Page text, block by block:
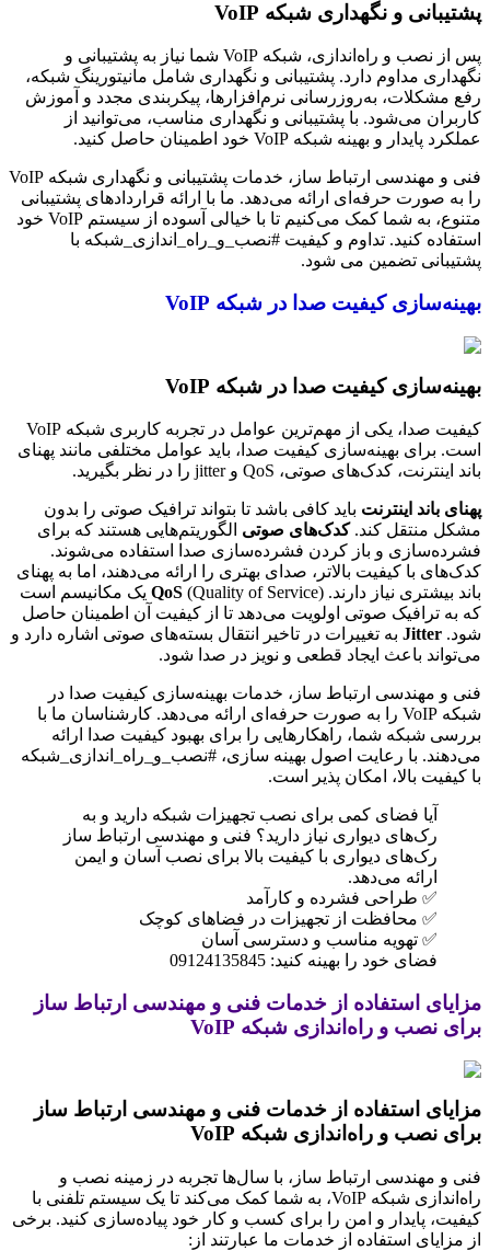
پشتیبانی و نگهداری شبکه VoIP
پس از نصب و راه‌اندازی، شبکه VoIP شما نیاز به پشتیبانی و
نگهداری مداوم دارد. پشتیبانی و نگهداری شامل مانیتورینگ شبکه،
رفع مشکلات، به‌روزرسانی نرم‌افزارها، پیکربندی مجدد و آموزش
کاربران می‌شود. با پشتیبانی و نگهداری مناسب، می‌توانید از
عملکرد پایدار و بهینه شبکه VoIP خود اطمینان حاصل کنید.
فنی و مهندسی ارتباط ساز، خدمات پشتیبانی و نگهداری شبکه VoIP
را به صورت حرفه‌ای ارائه می‌دهد. ما با ارائه قراردادهای پشتیبانی
متنوع، به شما کمک می‌کنیم تا با خیالی آسوده از سیستم VoIP خود
استفاده کنید. تداوم و کیفیت #نصب_و_راه_اندازی_شبکه با
پشتیبانی تضمین می شود.
بهینه‌سازی کیفیت صدا در شبکه VoIP
بهینه‌سازی کیفیت صدا در شبکه VoIP
کیفیت صدا، یکی از مهم‌ترین عوامل در تجربه کاربری شبکه VoIP
است. برای بهینه‌سازی کیفیت صدا، باید عوامل مختلفی مانند پهنای
باند اینترنت، کدک‌های صوتی، QoS و jitter را در نظر بگیرید.
پهنای باند اینترنت باید کافی باشد تا بتواند ترافیک صوتی را بدون
مشکل منتقل کند.کدک‌های صوتی الگوریتم‌هایی هستند که برای
فشرده‌سازی و باز کردن فشرده‌سازی صدا استفاده می‌شوند.
کدک‌های با کیفیت بالاتر، صدای بهتری را ارائه می‌دهند، اما به پهنای
باند بیشتری نیاز دارند.
QoS (Quality of Service) یک مکانیسم است
که به ترافیک صوتی اولویت می‌دهد تا از کیفیت آن اطمینان حاصل
شود. Jitter به تغییرات در تاخیر انتقال بسته‌های صوتی اشاره دارد و
می‌تواند باعث ایجاد قطعی و نویز در صدا شود.
فنی و مهندسی ارتباط ساز، خدمات بهینه‌سازی کیفیت صدا در
شبکه VoIP را به صورت حرفه‌ای ارائه می‌دهد. کارشناسان ما با
بررسی شبکه شما، راهکارهایی را برای بهبود کیفیت صدا ارائه
می‌دهند. با رعایت اصول بهینه سازی، #نصب_و_راه_اندازی_شبکه
با کیفیت بالا، امکان پذیر است.
آیا فضای کمی برای نصب تجهیزات شبکه دارید و به
رک‌های دیواری نیاز دارید؟ فنی و مهندسی ارتباط ساز
رک‌های دیواری با کیفیت بالا برای نصب آسان و ایمن
ارائه می‌دهد.
✅ طراحی فشرده و کارآمد
✅ محافظت از تجهیزات در فضاهای کوچک
✅ تهویه مناسب و دسترسی آسان
فضای خود را بهینه کنید: 09124135845
مزایای استفاده از خدمات فنی و مهندسی ارتباط ساز
برای نصب و راه‌اندازی شبکه VoIP
مزایای استفاده از خدمات فنی و مهندسی ارتباط ساز
برای نصب و راه‌اندازی شبکه VoIP
فنی و مهندسی ارتباط ساز، با سال‌ها تجربه در زمینه نصب و
راه‌اندازی شبکه VoIP، به شما کمک می‌کند تا یک سیستم تلفنی با
کیفیت، پایدار و امن را برای کسب و کار خود پیاده‌سازی کنید. برخی
از مزایای استفاده از خدمات ما عبارتند از: